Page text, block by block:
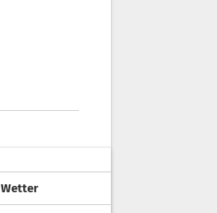
Wetter